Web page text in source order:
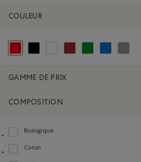
COULEUR
Choisir Classé selon Couleur : Rouge et Rose
Classer selon Couleur : Noir
Classer selon Couleur : Blanc et
Classer selon Couleur : Brun
Classer selon Couleur
Classer selon
GAMME DE PRIX
COMPOSITION
Biologique
Classer selon Composition :
Coton
Classer selon Composition : Coton(Cotton)